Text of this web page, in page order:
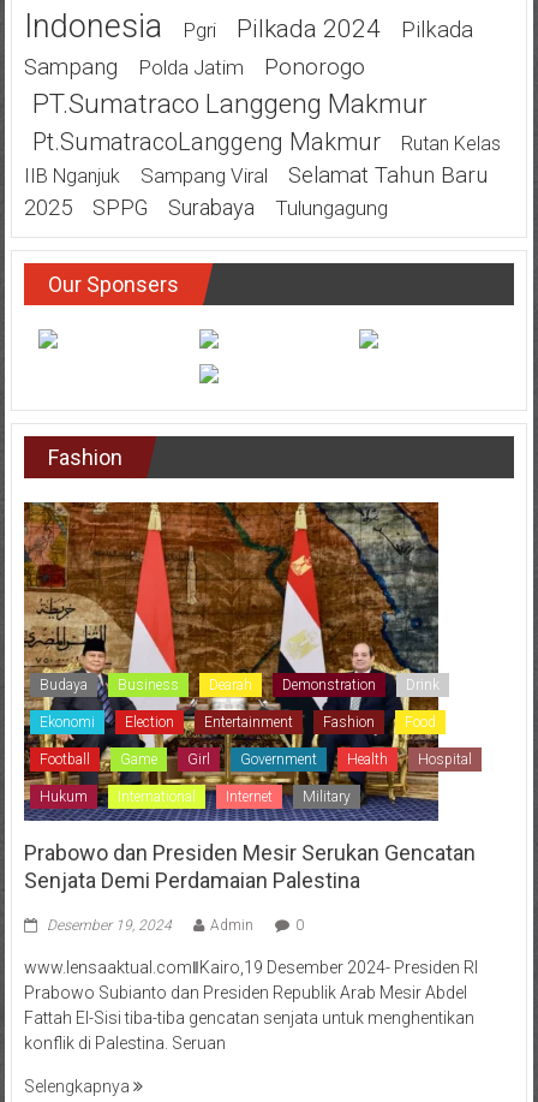
Indonesia
Pgri Pilkada 2024
Pilkada
Sampang
Polda Jatim Ponorogo
PT.Sumatraco Langgeng Makmur
Pt.SumatracoLanggeng Makmur
Rutan Kelas
IIB Nganjuk
Sampang Viral
Selamat Tahun Baru
2025
SPPG Surabaya Tulungagung
Our Sponsers
Fashion
Budaya Business Dearah Demonstration Drink
Ekonomi Election Entertainment Fashion Food
Football Game Girl Government Health Hospital
Hukum International Internet Military
Prabowo dan Presiden Mesir Serukan Gencatan
Senjata Demi Perdamaian Palestina
Desember 19, 2024 Admin 0
www.lensaaktual.comǁKairo,19 Desember 2024- Presiden RI
Prabowo Subianto dan Presiden Republik Arab Mesir Abdel
Fattah El-Sisi tiba-tiba gencatan senjata untuk menghentikan
konflik di Palestina. Seruan
Selengkapnya